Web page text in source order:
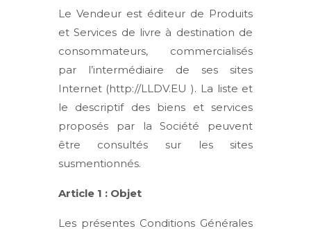
Le Vendeur est éditeur de Produits
et Services de livre à destination de
consommateurs, commercialisés
par l’intermédiaire de ses sites
Internet (http://LLDV.EU ). La liste et
le descriptif des biens et services
proposés par la Société peuvent
être consultés sur les sites
susmentionnés.
Article 1 : Objet
Les présentes Conditions Générales